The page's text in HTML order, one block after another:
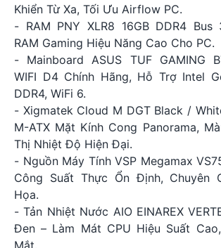
Khiển Từ Xa, Tối Ưu Airflow PC.
- RAM PNY XLR8 16GB DDR4 Bus
RAM Gaming Hiệu Năng Cao Cho PC.
- Mainboard ASUS TUF GAMING
WIFI D4 Chính Hãng, Hỗ Trợ Intel
DDR4, WiFi 6.
- Xigmatek Cloud M DGT Black /
M-ATX Mặt Kính Cong Panorama,
Thị Nhiệt Độ Hiện Đại.
- Nguồn Máy Tính VSP Megamax
Công Suất Thực Ổn Định, Chuyên
Họa.
- Tản Nhiệt Nước AIO EINAREX
Đen – Làm Mát CPU Hiệu Suất
Mắt.